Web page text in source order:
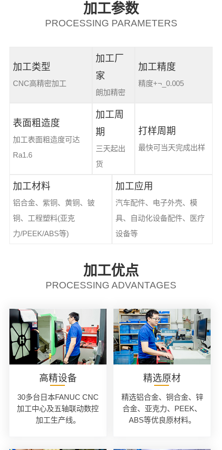
加工参数
PROCESSING PARAMETERS
加工类型
CNC高精密加工
加工厂
家
朗加精密
加工精度
精度+¬_0.005
表面粗造度
加工表面粗造度可达
Ra1.6
加工周
期
三天起出
货
打样周期
最快可当天完成出样
加工材料
铝合金、紫铜、黄铜、铍
铜、工程塑料(亚克
力/PEEK/ABS等)
加工应用
汽车配件、电子外壳、模
具、自动化设备配件、医疗
设备等
加工优点
PROCESSING ADVANTAGES
高精设备
30多台日本FANUC CNC
加工中心及五轴联动数控
加工生产线。
精选原材
精选铝合金、铜合金、锌
合金、亚克力、PEEK、
ABS等优良原材料。